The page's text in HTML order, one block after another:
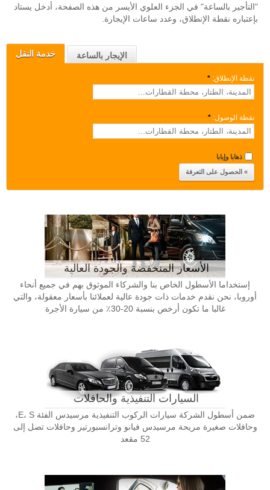
خدمة النقل الإيجار بالساعة
نقطة الإنطلاق: *
نقطة الوصول: *
ذهابا وإيابا
الأسعار المنخفضة والجودة العالية
إستخداما الأسطول الخاص بنا والشركاء الموثوق بهم في جميع أنحاء
أوروبا، نحن نقدم خدمات ذات جودة عالية لعملائنا بأسعار معقولة، والتي
غالبا ما تكون أرخص بنسبة 20-30٪ من سيارة الأجرة
السيارات التنفيذية والحافلات
ضمن أسطول الشركة سيارات الركوب التنفيذية مرسيدس الفئة E، S،
وحافلات صغيرة مريحة مرسيدس فيانو وترانسبورتير وحافلات تصل إلى
52 مقعد
"التأجير بالساعة" في الجزء العلوي الأيسر من هذه الصفحة، أدخل يستاد
بإعتباره نقطة الإنطلاق، وعدد ساعات الإيجارة.